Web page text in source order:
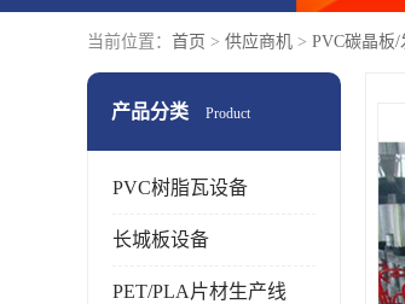
当前位置： 首页 > 供应商机 > PVC碳晶板
产品分类 Product
PVC树脂瓦设备
长城板设备
PET/PLA片材生产线